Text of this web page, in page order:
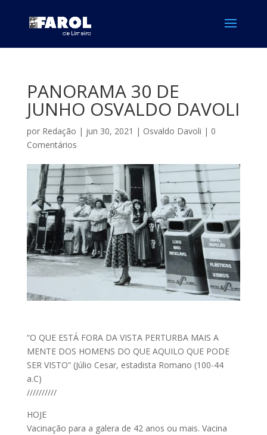
PANORAMA 30 DE
JUNHO OSVALDO DAVOLI
por Redação | jun 30, 2021 | Osvaldo Davoli | 0
Comentários
“O QUE ESTÁ FORA DA VISTA PERTURBA MAIS A
MENTE DOS HOMENS DO QUE AQUILO QUE PODE
SER VISTO” (Júlio Cesar, estadista Romano (100-44
a.C)
//////////
HOJE
Vacinação para a galera de 42 anos ou mais. Vacina